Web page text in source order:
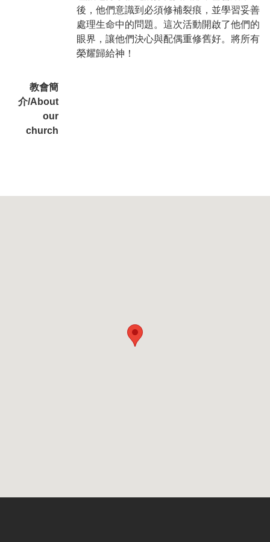
後，他們意識到必須修補裂痕，並學習妥善
處理生命中的問題。這次活動開啟了他們的
眼界，讓他們決心與配偶重修舊好。將所有
榮耀歸給神！
教會簡
介/About
our
church